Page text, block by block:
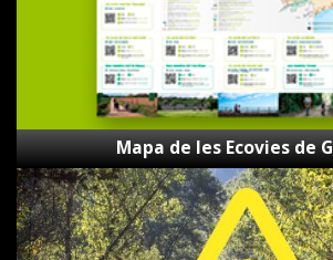
Mapa de les Ecovies de
Gestor
d’incidències